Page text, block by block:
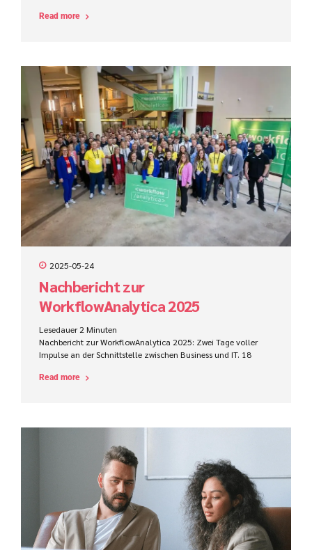
den Projekterfolg im ProCode-Bereich maßgeblich.
Read more
2025-05-24
Nachbericht zur
WorkflowAnalytica 2025
Lesedauer 2 Minuten
Nachbericht zur WorkflowAnalytica 2025: Zwei Tage voller
Impulse an der Schnittstelle zwischen Business und IT. 18
geliefert, wie Workflow-Analysten erfolgreicher bei der
Read more